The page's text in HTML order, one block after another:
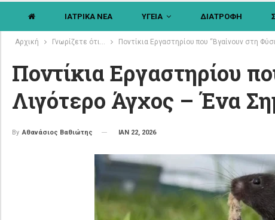
ΙΑΤΡΙΚΑ ΝΕΑ ΥΓΕΙΑ ΔΙΑΤΡΟΦΗ
Αρχική Γνωρίζετε ότι... Ποντίκια Εργαστηρίου που “Βγαίνουν στη
Ποντίκια Εργαστηρίου
Λιγότερο Άγχος – Ένα
By Αθανάσιος Βαθιώτης ΙΑΝ 22, 2026